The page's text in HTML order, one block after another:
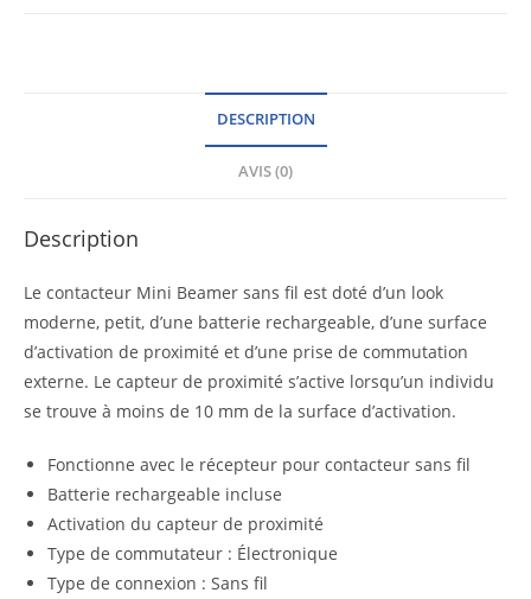
DESCRIPTION
AVIS (0)
Description
Le contacteur Mini Beamer sans fil est doté d’un look
moderne, petit, d’une batterie rechargeable, d’une surface
d’activation de proximité et d’une prise de commutation
externe. Le capteur de proximité s’active lorsqu’un individu
se trouve à moins de 10 mm de la surface d’activation.
Fonctionne avec le récepteur pour contacteur sans fil
Batterie rechargeable incluse
Activation du capteur de proximité
Type de commutateur : Électronique
Type de connexion : Sans fil